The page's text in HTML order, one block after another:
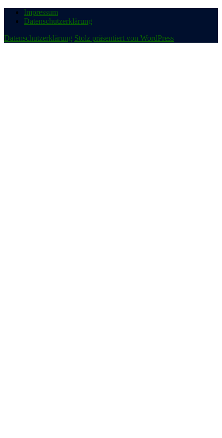
Impressum
Datenschutzerklärung
Datenschutzerklärung Stolz präsentiert von WordPress